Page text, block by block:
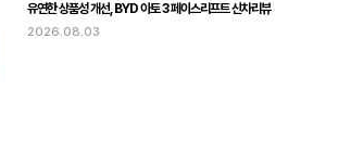
유연한 상품성 개선, BYD 아토 3 페이스리프트 신차리뷰
2026.08.03